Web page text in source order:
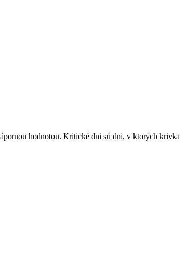
hodnotou. Kritické dni sú dni, v ktorých krivka